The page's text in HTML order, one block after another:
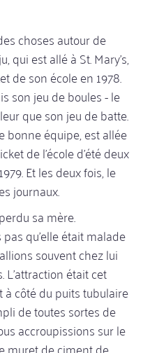
choses autour de
qui est allé à St. Mary's,
de son école en 1978.
son jeu de boules - le
que son jeu de batte.
bonne équipe, est allée
de l'école d'été deux
Et les deux fois, le
journaux.
sa mère.
qu'elle était malade
souvent chez lui
L'attraction était cet
côté du puits tubulaire
de toutes sortes de
accroupissions sur le